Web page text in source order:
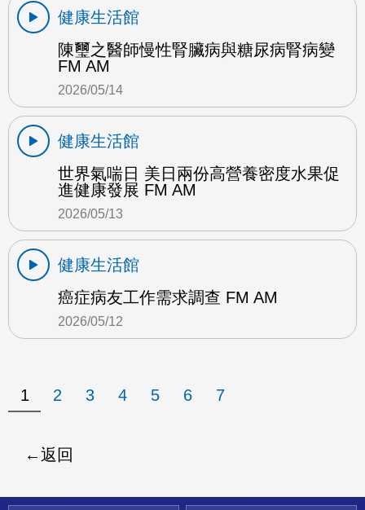
健康生活館
陳璽之醫師慢性腎臟病與糖尿病腎病變
FM AM
2026/05/14
健康生活館
世界氣喘日 美日兩份高營養密度水果促
進健康發展 FM AM
2026/05/13
健康生活館
癌症病友工作需求調查 FM AM
2026/05/12
1 2 3 4 5 6 7
返回